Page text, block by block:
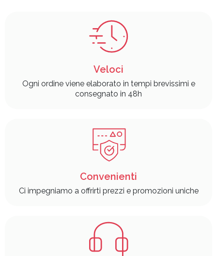
Veloci
Ogni ordine viene elaborato in tempi brevissimi e
consegnato in 48h
Convenienti
Ci impegniamo a offrirti prezzi e promozioni uniche